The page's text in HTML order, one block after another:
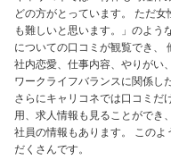
どの方がとっています。 ただ
も難しいと思います。」のよう
についての口コミが観覧でき、
社内恋愛、仕事内容、やりがい
ワークライフバランスに関係し
さらにキャリコネでは口コミだ
用、求人情報も見ることができ
社員の情報もあります。 この
だくさんです。